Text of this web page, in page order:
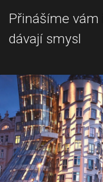
Přinášíme vám
dávají smysl